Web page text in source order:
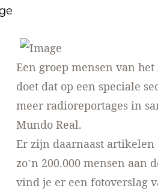
Een groep mensen van
doet dat op een speciale
meer radioreportages in
Mundo Real.
Er zijn daarnaast artikelen
zo’n 200.000 mensen aan
vind je er een fotoverslag